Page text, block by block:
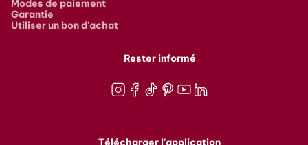
Modes de paiement
Garantie
Utiliser un bon d'achat
Rester informé
Télécharger l'application